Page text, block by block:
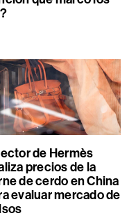
de Hermès
precios de la
de cerdo en China
evaluar mercado de